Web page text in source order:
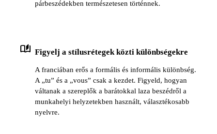
párbeszédekben természetesen történnek.
auto_stories Figyelj a stílusrétegek közti különbségekre
A franciában erős a formális és informális különbség.
A „tu” és a „vous” csak a kezdet. Figyeld, hogyan
váltanak a szereplők a barátokkal laza beszédről a
munkahelyi helyzetekben használt, választékosabb
nyelvre.